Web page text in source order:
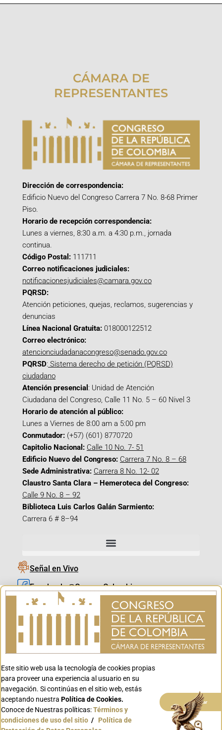
CÁMARA DE
REPRESENTANTES
Dirección de correspondencia:
Edificio Nuevo del Congreso Carrera 7 No. 8-68 Primer
Piso.
Horario de recepción correspondencia:
Lunes a viernes, 8:30 a.m. a 4:30 p.m., jornada
continua.
Código Postal: 111711
Correo notificaciones judiciales:
notificacionesjudiciales@camara.gov.co
PQRSD:
Atención peticiones, quejas, reclamos, sugerencias y
denuncias
Línea Nacional Gratuita: 018000122512
Correo electrónico:
atencionciudadanacongreso@senado.gov.co
PQRSD: Sistema derecho de petición (PQRSD)
ciudadano
Atención presencial : Unidad de Atención
Ciudadana del Congreso, Calle 11 No. 5 – 60 Nivel 3
Horario de atención al público:
Lunes a Viernes de 8:00 am a 5:00 pm
Conmutador: (+57) (601) 8770720
Capitolio Nacional: Calle 10 No. 7- 51
Edificio Nuevo del Congreso: Carrera 7 No. 8 – 68
Sede Administrativa: Carrera 8 No. 12- 02
Claustro Santa Clara – Hemeroteca del Congreso:
Calle 9 No. 8 – 92
Biblioteca Luis Carlos Galán Sarmiento:
Carrera 6 # 8–94
Señal en Vivo
Facebook_@CamaraColombia
Instagram_@CamaraColombia
X_@CamaraColombia
Youtube_@CamaraColombia
Youtube_@CanalCongreso
Conoce GOV.CO
Este sitio web usa la tecnología de cookies propias
para proveer una experiencia al usuario en su
navegación. Si continúas en el sitio web, estás
aceptando nuestra Política de Cookies.
Conoce de Nuestras políticas:Términos y
condiciones de uso del sitio / Política de
Aceptar